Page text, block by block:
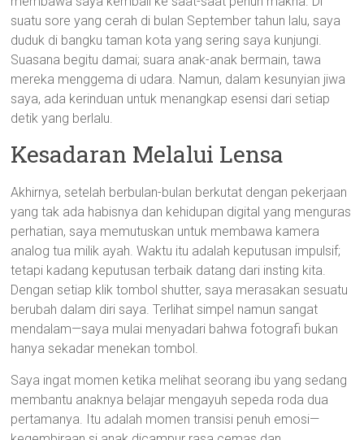
suatu sore yang cerah di bulan September tahun lalu, saya
duduk di bangku taman kota yang sering saya kunjungi.
Suasana begitu damai; suara anak-anak bermain, tawa
mereka menggema di udara. Namun, dalam kesunyian jiwa
saya, ada kerinduan untuk menangkap esensi dari setiap
detik yang berlalu.
Kesadaran Melalui Lensa
Akhirnya, setelah berbulan-bulan berkutat dengan pekerjaan
yang tak ada habisnya dan kehidupan digital yang menguras
perhatian, saya memutuskan untuk membawa kamera
analog tua milik ayah. Waktu itu adalah keputusan impulsif;
tetapi kadang keputusan terbaik datang dari insting kita.
Dengan setiap klik tombol shutter, saya merasakan sesuatu
berubah dalam diri saya. Terlihat simpel namun sangat
mendalam—saya mulai menyadari bahwa fotografi bukan
hanya sekadar menekan tombol.
Saya ingat momen ketika melihat seorang ibu yang sedang
membantu anaknya belajar mengayuh sepeda roda dua
pertamanya. Itu adalah momen transisi penuh emosi—